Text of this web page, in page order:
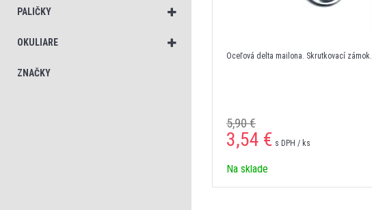
PALIČKY
OKULIARE
ZNAČKY
Oceľová delta mailona. Skrutkovací zámok.
5,90 €
3,54 € s DPH / ks
Na sklade